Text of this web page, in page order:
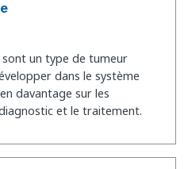
un type de tumeur
dans le système
davantage sur les
et le traitement.